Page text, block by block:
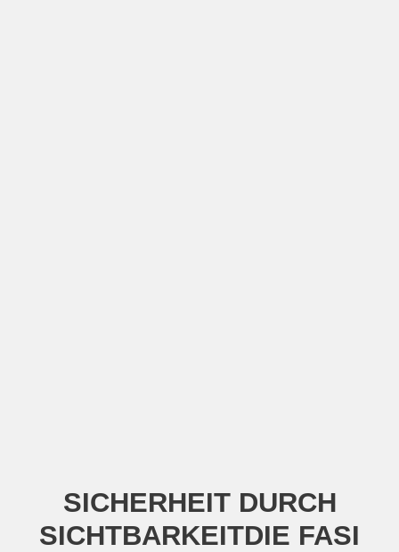
SICHERHEIT DURCH
SICHTBARKEITDIE FASI